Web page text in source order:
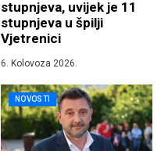
stupnjeva, uvijek je 11
stupnjeva u špilji
Vjetrenici
6. Kolovoza 2026.
NOVOSTI